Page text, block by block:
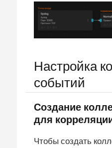
Настройка
событий
Создание
для
Чтобы создать